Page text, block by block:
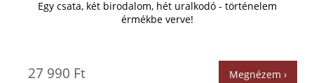
Egy csata, két birodalom, hét uralkodó - történelem
érmékbe verve!
27 990 Ft Megnézem ›